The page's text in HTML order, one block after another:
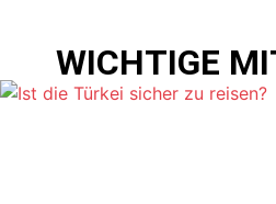
WICHTIGE